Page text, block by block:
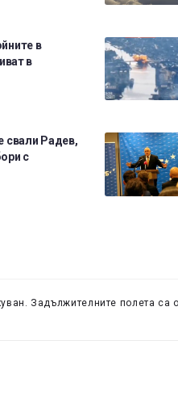
в
в
свали Радев,
с
Задължителните полета са